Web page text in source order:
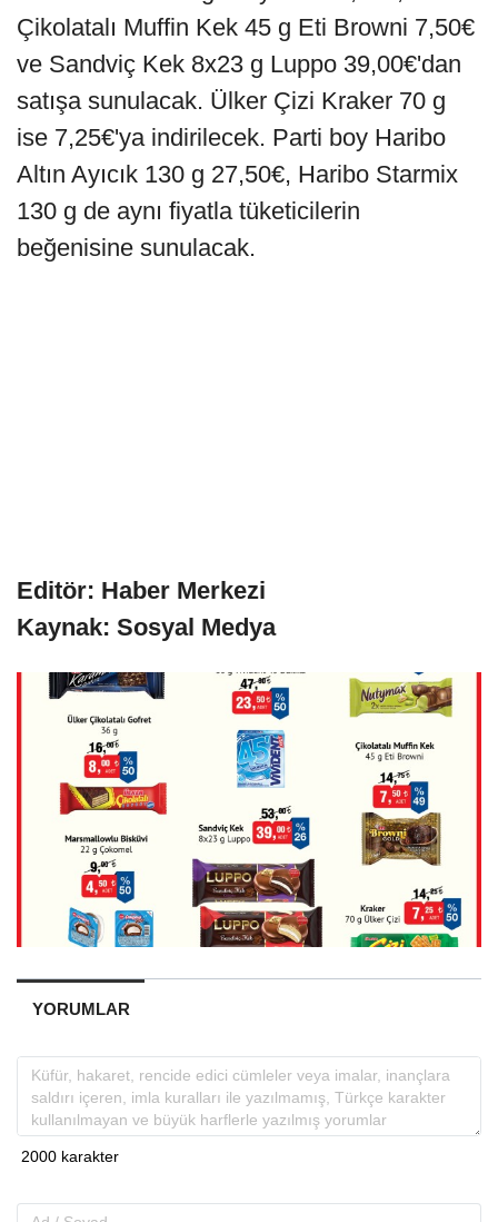
Çikolatalı Muffin Kek 45 g Eti Browni 7,50€
ve Sandviç Kek 8x23 g Luppo 39,00€'dan
satışa sunulacak. Ülker Çizi Kraker 70 g
ise 7,25€'ya indirilecek. Parti boy Haribo
Altın Ayıcık 130 g 27,50€, Haribo Starmix
130 g de aynı fiyatla tüketicilerin
beğenisine sunulacak.
Editör: Haber Merkezi
Kaynak: Sosyal Medya
YORUMLAR